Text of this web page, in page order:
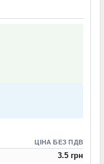
ЦІНА БЕЗ ПДВ
3.5 грн